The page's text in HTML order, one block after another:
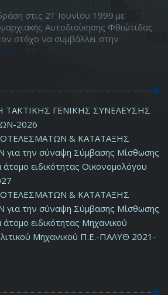
στις 21 Ιουνίου 1999 με
Αυτοδιοίκησης Φθιώτιδας
στόχο να συμβάλλει στην
-->
ΓΕΝΙΚΗΣ ΣΥΝΕΛΕΥΣΗΣ
2026
& ΚΑΤΑΤΑΞΗΣ
την σύναψη Σύμβασης Μίσθωσης
ειδικότητας Οικονομολόγου
& ΚΑΤΑΤΑΞΗΣ
την σύναψη Σύμβασης Μίσθωσης
ειδικότητας Μηχανικού
Μηχανικού Π.Ε.-ΠΑΛΥΘ 2021-